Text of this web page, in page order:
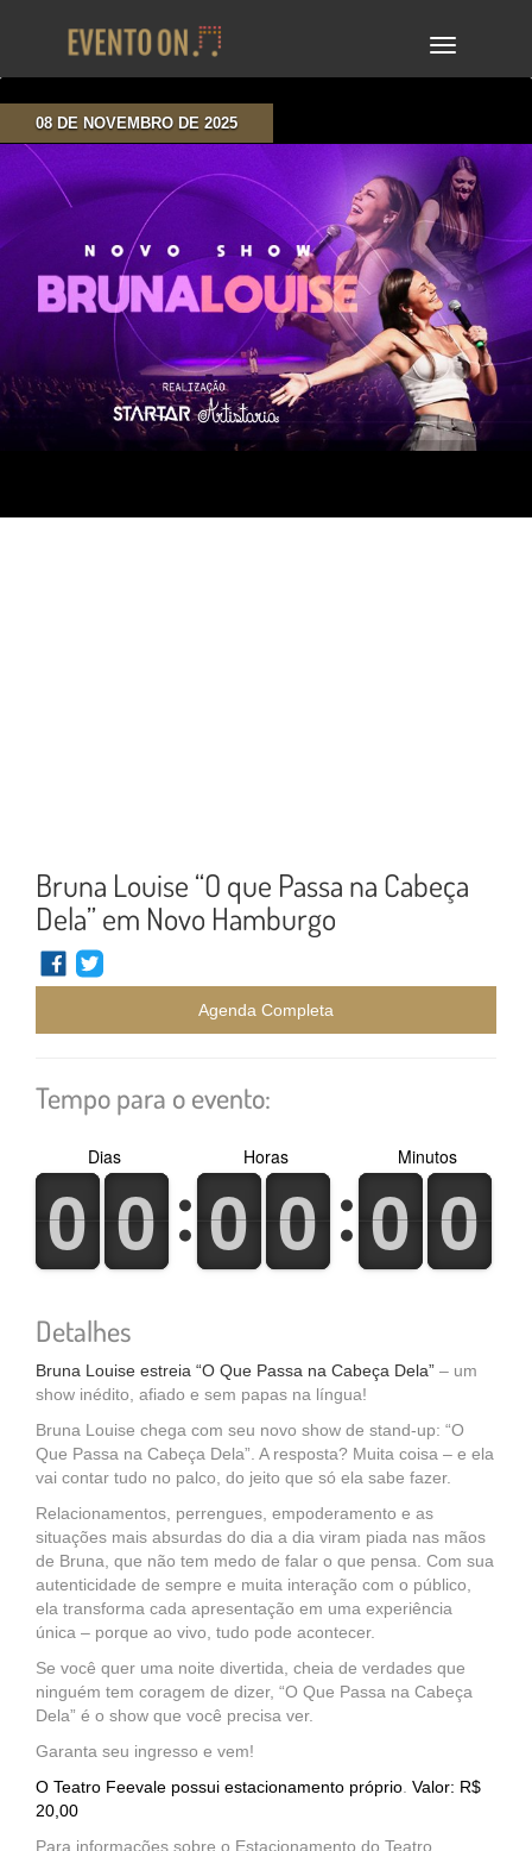
TOGGLE
08 DE NOVEMBRO DE 2025
Bruna Louise “O que Passa na Cabeça
Dela” em Novo Hamburgo
Agenda Completa
Tempo para o evento:
0
0
1
1 0
0
1
1
Dias
0
0
1
1 0
0
1
1
Horas
0
0
1
1 0
0
1
1
Minutos
Detalhes
Bruna Louise estreia “O Que Passa na Cabeça Dela” – um
show inédito, afiado e sem papas na língua!
Bruna Louise chega com seu novo show de stand-up: “O
Que Passa na Cabeça Dela”. A resposta? Muita coisa – e ela
vai contar tudo no palco, do jeito que só ela sabe fazer.
Relacionamentos, perrengues, empoderamento e as
situações mais absurdas do dia a dia viram piada nas mãos
de Bruna, que não tem medo de falar o que pensa. Com sua
autenticidade de sempre e muita interação com o público,
ela transforma cada apresentação em uma experiência
única – porque ao vivo, tudo pode acontecer.
Se você quer uma noite divertida, cheia de verdades que
ninguém tem coragem de dizer, “O Que Passa na Cabeça
Dela” é o show que você precisa ver.
Garanta seu ingresso e vem!
O Teatro Feevale possui estacionamento próprio Valor: R$
20,00
Para informações sobre o Estacionamento do Teatro